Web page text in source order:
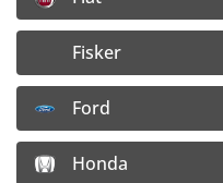
Fisker
Ford
Honda
7x16 5x114,3 ET40